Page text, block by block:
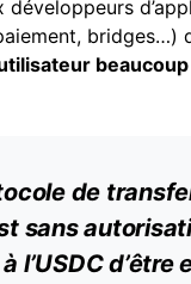
développeurs
bridges…)
de
sans
l’USDC d’être